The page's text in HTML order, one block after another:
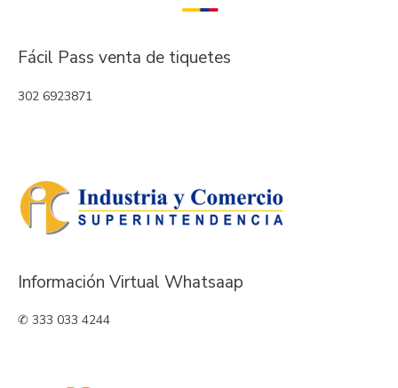
Fácil Pass venta de tiquetes
302 6923871
Información Virtual Whatsaap
✆ 333 033 4244